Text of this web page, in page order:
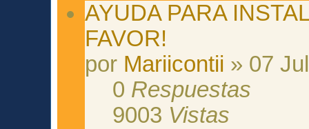
AYUDA PARA
FAVOR!
por Mariicontii » 07
0 Respuestas
9003 Vistas